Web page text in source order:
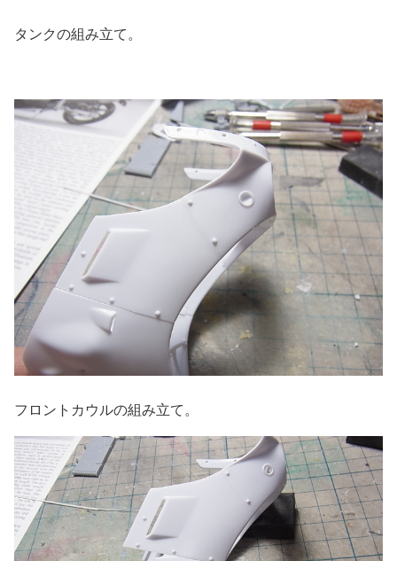
タンクの組み立て。
フロントカウルの組み立て。